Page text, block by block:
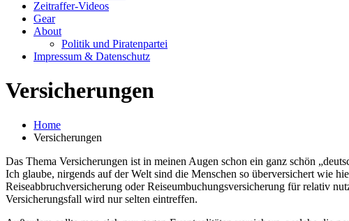
Zeitraffer-Videos
Gear
About
Politik und Piratenpartei
Impressum & Datenschutz
Versicherungen
Home
Versicherungen
Das Thema Versicherungen ist in meinen Augen schon ein ganz schön
Ich glaube, nirgends auf der Welt sind die Menschen so überversichert wie
Reiseabbruchversicherung oder Reiseumbuchungsversicherung für relativ
Versicherungsfall wird nur selten eintreffen.